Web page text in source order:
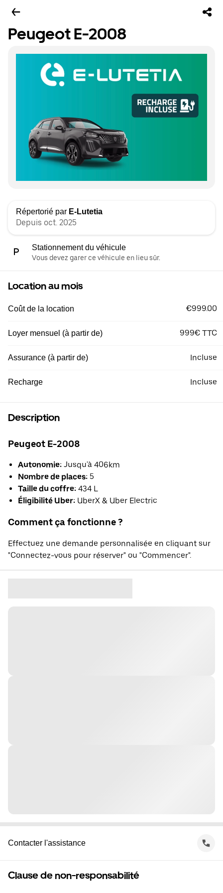
Peugeot E-2008
Répertorié par E-Lutetia
Depuis oct. 2025
Stationnement du véhicule
Vous devez garer ce véhicule en lieu sûr.
Location au mois
Coût de la location €999.00
Loyer mensuel (à partir de) 999€ TTC
Assurance (à partir de) Incluse
Recharge Incluse
Description
Peugeot E-2008
Autonomie: Jusqu'à 406km
Nombre de places: 5
Taille du coffre: 434 L
Éligibilité Uber: UberX & Uber Electric
Comment ça fonctionne ?
Effectuez une demande personnalisée en cliquant sur
"Connectez-vous pour réserver" ou "Commencer".
Contacter l'assistance
Clause de non-responsabilité